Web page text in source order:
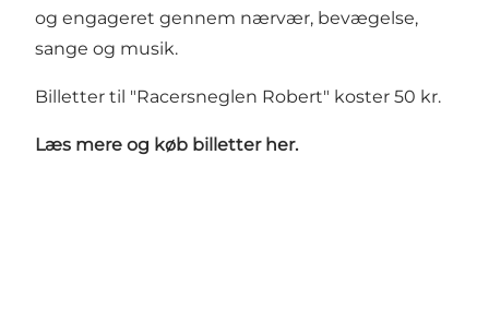
og engageret gennem nærvær, bevægelse,
sange og musik.
Billetter til "Racersneglen Robert" koster 50 kr.
Læs mere og køb billetter her.